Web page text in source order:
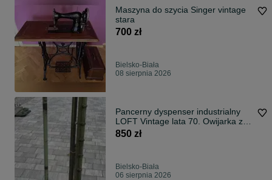
Maszyna do szycia Singer vintage
stara
700 zł
Bielsko-Biała
08 sierpnia 2026
Pancerny dyspenser industrialny
LOFT Vintage lata 70. Owijarka z
gilotyną, 100% oryginał
850 zł
Bielsko-Biała
06 sierpnia 2026